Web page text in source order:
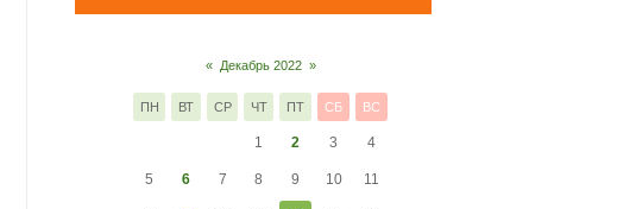
« Декабрь 2022 »
ПН ВТ СР ЧТ ПТ СБ ВС
1 2 3 4
5 6 7 8 9 10 11